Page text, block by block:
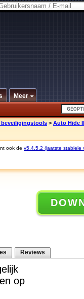
Meer
beveiligingstools > Auto Hide
ook de v5.4.5.2 (laatste stabiele
Reviews
op